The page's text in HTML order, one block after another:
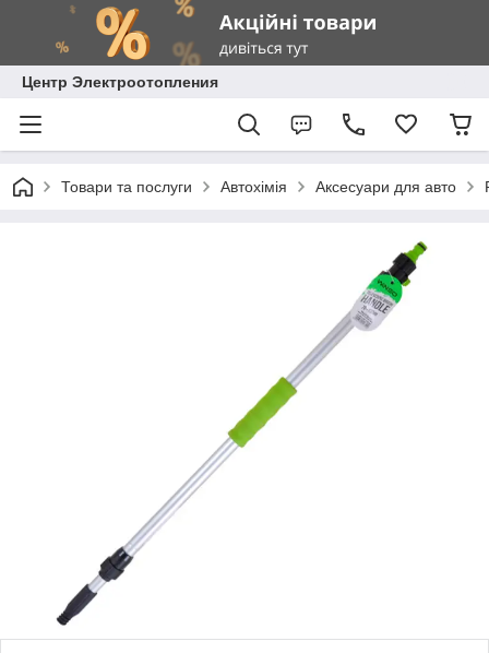
Центр Электроотопления
Товари та послуги Автохімія Аксесуари для авто